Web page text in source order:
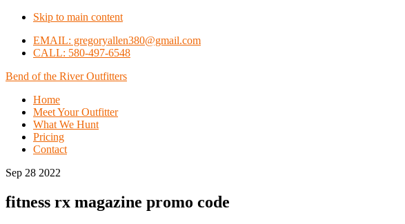
Skip to main content
EMAIL: gregoryallen380@gmail.com
CALL: 580-497-6548
Bend of the River Outfitters
Home
Meet Your Outfitter
What We Hunt
Pricing
Contact
Sep 28 2022
fitness rx magazine promo code